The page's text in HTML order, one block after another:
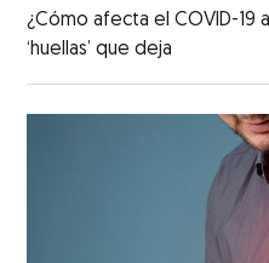
¿Cómo afecta el COVID-19
‘huellas’ que deja